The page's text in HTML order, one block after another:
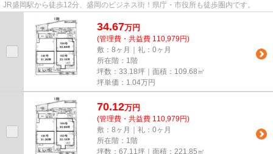
JR盛岡駅から徒歩12分、盛岡のビジネス街！県庁・市役所も徒歩圏内です。
34.67万円
(管理費・共益費 110,979円)
敷：8ヶ月｜礼：0ヶ月
所在階：1階
坪数：33.18坪｜面積：109.68㎡
坪単価： 1.04万円
70.12万円
(管理費・共益費 110,979円)
敷：8ヶ月｜礼：0ヶ月
所在階：1階
坪数：67.11坪｜面積：221.85㎡